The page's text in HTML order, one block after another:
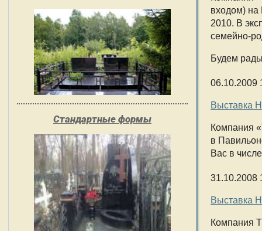
Стандартные формы
входом)
2010. В
семейно-
Будем
06.10.2009
Выставка
Компания «
в
Вас в
31.10.2008
Выставка
Компания